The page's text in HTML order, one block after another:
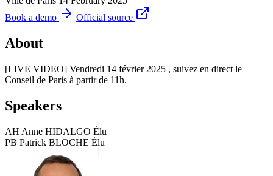
Book a demo
Official source
About
[LIVE VIDEO] Vendredi 14 février 2025 , suivez en direct le
Conseil de Paris à partir de 11h.
Speakers
AH Anne HIDALGO Élu
PB Patrick BLOCHE Élu